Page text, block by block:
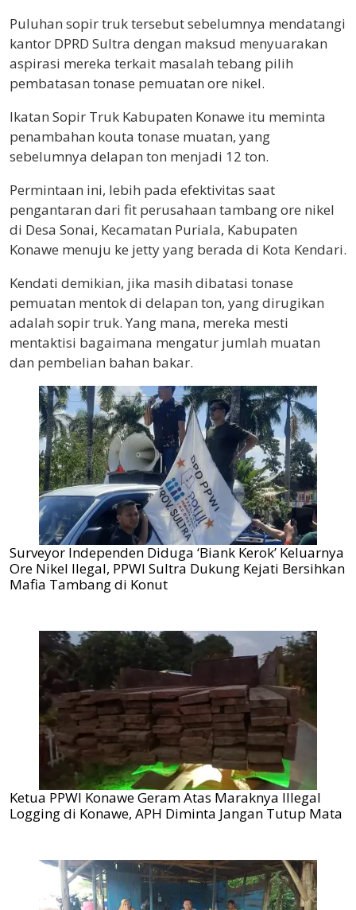
Puluhan sopir truk tersebut sebelumnya mendatangi
kantor DPRD Sultra dengan maksud menyuarakan
aspirasi mereka terkait masalah tebang pilih
pembatasan tonase pemuatan ore nikel.
Ikatan Sopir Truk Kabupaten Konawe itu meminta
penambahan kouta tonase muatan, yang
sebelumnya delapan ton menjadi 12 ton.
Permintaan ini, lebih pada efektivitas saat
pengantaran dari fit perusahaan tambang ore nikel
di Desa Sonai, Kecamatan Puriala, Kabupaten
Konawe menuju ke jetty yang berada di Kota Kendari.
Kendati demikian, jika masih dibatasi tonase
pemuatan mentok di delapan ton, yang dirugikan
adalah sopir truk. Yang mana, mereka mesti
mentaktisi bagaimana mengatur jumlah muatan
dan pembelian bahan bakar.
Surveyor Independen Diduga ‘Biank Kerok’ Keluarnya
Ore Nikel Ilegal, PPWI Sultra Dukung Kejati Bersihkan
Mafia Tambang di Konut
Ketua PPWI Konawe Geram Atas Maraknya Illegal
Logging di Konawe, APH Diminta Jangan Tutup Mata